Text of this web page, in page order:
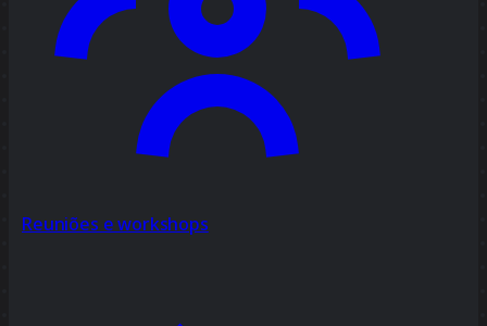
Reuniões e workshops